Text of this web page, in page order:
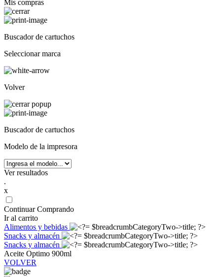
Mis compras
Buscador de cartuchos
Seleccionar marca
Volver
Buscador de cartuchos
Modelo de la impresora
Ver resultados
.
x
Continuar Comprando
Ir al carrito
Alimentos y bebidas
Snacks y almacén
Snacks y almacén
Aceite Optimo 900ml
VOLVER